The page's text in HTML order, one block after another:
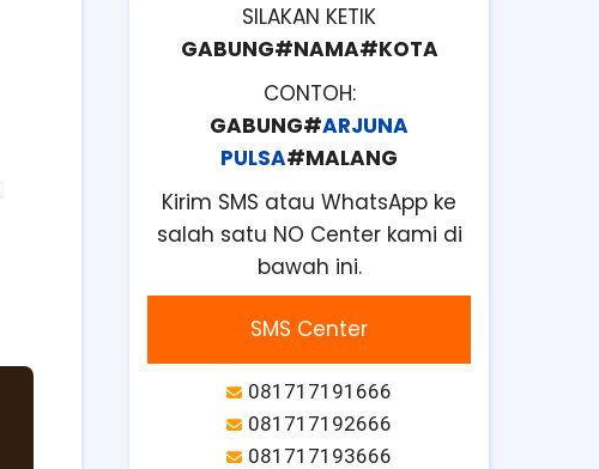
SILAKAN KETIK
GABUNG#NAMA#KOTA
CONTOH:
GABUNG#ARJUNA
PULSA#MALANG
Kirim SMS atau WhatsApp ke
salah satu NO Center kami di
bawah ini.
SMS Center
081717191666
081717192666
081717193666